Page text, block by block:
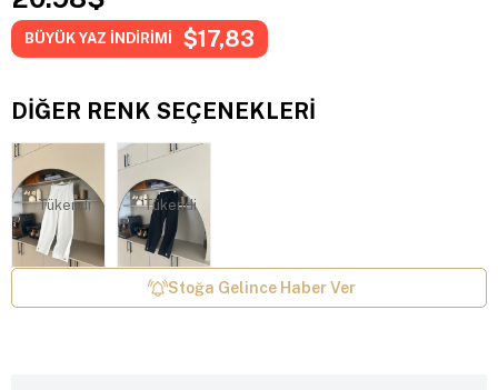
BÜYÜK YAZ İNDİRİMİ $17,83
DIĞER RENK SEÇENEKLERI
Tükendi Tükendi
Stoğa Gelince Haber Ver